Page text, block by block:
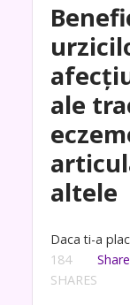
ale
altele
Daca ti-a
184
SHARES
Share